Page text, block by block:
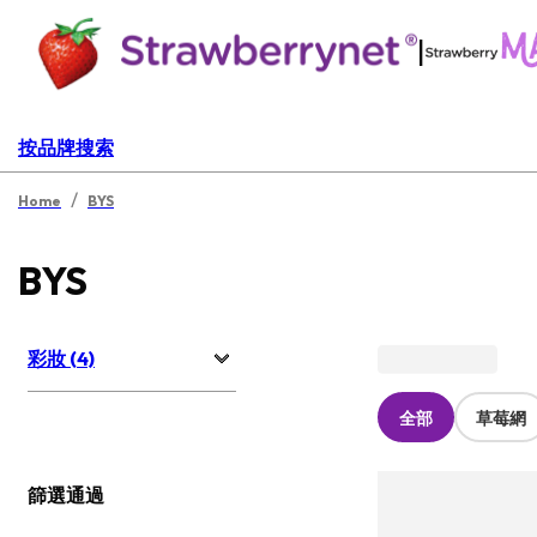
|
按品牌搜索
Home / BYS
BYS
彩妝 (4)
篩選通過
全部 草莓網